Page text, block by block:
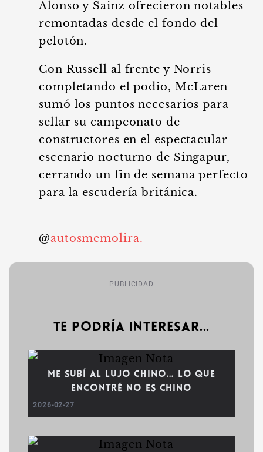
Alonso y Sainz ofrecieron notables
remontadas desde el fondo del
pelotón.
Con Russell al frente y Norris
completando el podio, McLaren
sumó los puntos necesarios para
sellar su campeonato de
constructores en el espectacular
escenario nocturno de Singapur,
cerrando un fin de semana perfecto
para la escudería británica.
@autosmemolira.
PUBLICIDAD
Te podría interesar...
Me subí al lujo chino… lo que
encontré no es chino
2026-02-27